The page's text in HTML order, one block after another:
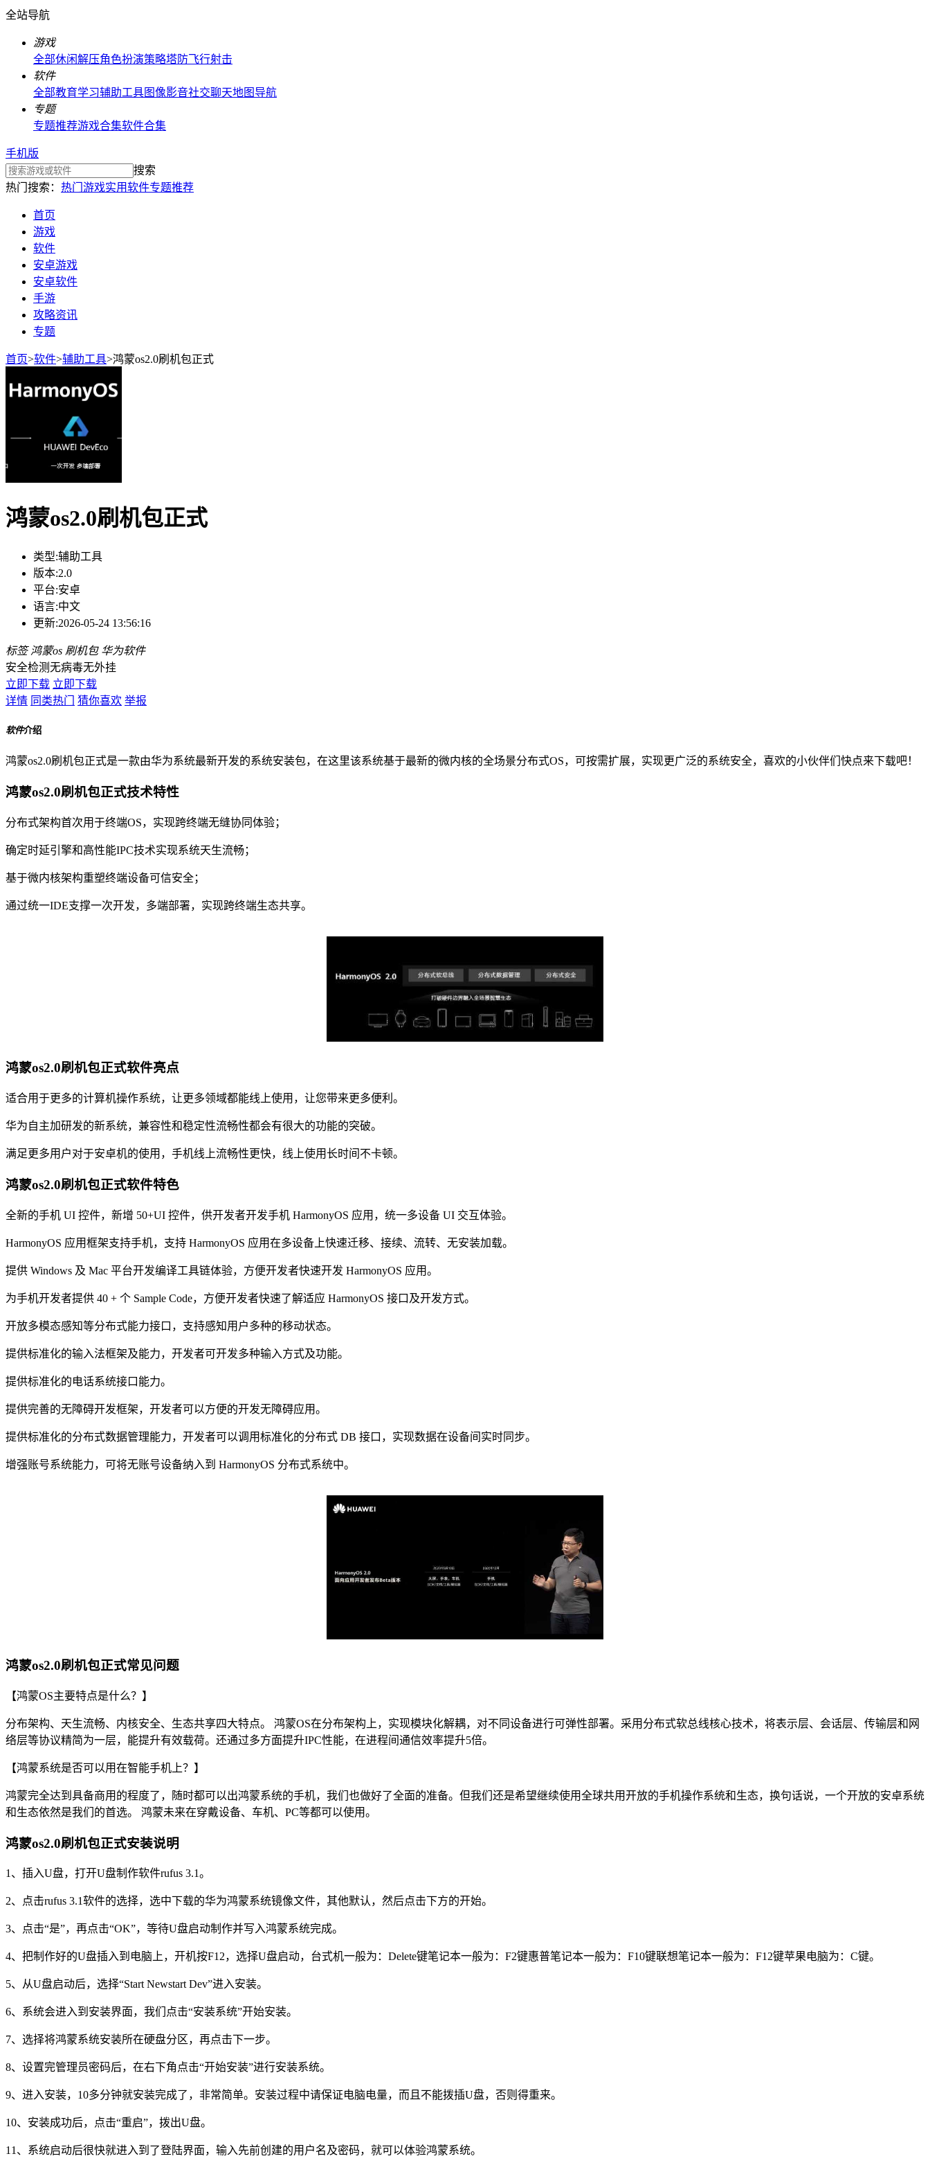
全站导航
游戏
全部休闲解压角色扮演策略塔防飞行射击
软件
全部教育学习辅助工具图像影音社交聊天地图导航
专题
专题推荐游戏合集软件合集
手机版
搜索
热门搜索： 热门游戏实用软件专题推荐
首页
游戏
软件
安卓游戏
安卓软件
手游
攻略资讯
专题
首页>软件>辅助工具>鸿蒙os2.0刷机包正式
鸿蒙os2.0刷机包正式
类型:辅助工具
版本:2.0
平台:安卓
语言:中文
更新:2026-05-24 13:56:16
标签 鸿蒙os 刷机包 华为软件
安全检测无病毒无外挂
立即下载 立即下载
详情 同类热门 猜你喜欢 举报
软件介绍
鸿蒙os2.0刷机包正式是一款由华为系统最新开发的系统安装包，在这里该系统基于最新的微内核的全场景分布式OS，可按需扩展，实现更广泛的系统安全，喜欢的小伙伴们快点来下载吧！
鸿蒙os2.0刷机包正式技术特性
分布式架构首次用于终端OS，实现跨终端无缝协同体验；
确定时延引擎和高性能IPC技术实现系统天生流畅；
基于微内核架构重塑终端设备可信安全；
通过统一IDE支撑一次开发，多端部署，实现跨终端生态共享。
鸿蒙os2.0刷机包正式软件亮点
适合用于更多的计算机操作系统，让更多领域都能线上使用，让您带来更多便利。
华为自主加研发的新系统，兼容性和稳定性流畅性都会有很大的功能的突破。
满足更多用户对于安卓机的使用，手机线上流畅性更快，线上使用长时间不卡顿。
鸿蒙os2.0刷机包正式软件特色
全新的手机 UI 控件，新增 50+UI 控件，供开发者开发手机 HarmonyOS 应用，统一多设备 UI 交互体验。
HarmonyOS 应用框架支持手机，支持 HarmonyOS 应用在多设备上快速迁移、接续、流转、无安装加载。
提供 Windows 及 Mac 平台开发编译工具链体验，方便开发者快速开发 HarmonyOS 应用。
为手机开发者提供 40 + 个 Sample Code，方便开发者快速了解适应 HarmonyOS 接口及开发方式。
开放多模态感知等分布式能力接口，支持感知用户多种的移动状态。
提供标准化的输入法框架及能力，开发者可开发多种输入方式及功能。
提供标准化的电话系统接口能力。
提供完善的无障碍开发框架，开发者可以方便的开发无障碍应用。
提供标准化的分布式数据管理能力，开发者可以调用标准化的分布式 DB 接口，实现数据在设备间实时同步。
增强账号系统能力，可将无账号设备纳入到 HarmonyOS 分布式系统中。
鸿蒙os2.0刷机包正式常见问题
【鸿蒙OS主要特点是什么？】
分布架构、天生流畅、内核安全、生态共享四大特点。 鸿蒙OS在分布架构上，实现模块化解耦，对不同设备进行可弹性部署。采用分布式软总线核心技术，将表示层、会话层、传输层和网
络层等协议精简为一层，能提升有效载荷。还通过多方面提升IPC性能，在进程间通信效率提升5倍。
【鸿蒙系统是否可以用在智能手机上？】
鸿蒙完全达到具备商用的程度了，随时都可以出鸿蒙系统的手机，我们也做好了全面的准备。但我们还是希望继续使用全球共用开放的手机操作系统和生态，换句话说，一个开放的安卓系统
和生态依然是我们的首选。 鸿蒙未来在穿戴设备、车机、PC等都可以使用。
鸿蒙os2.0刷机包正式安装说明
1、插入U盘，打开U盘制作软件rufus 3.1。
2、点击rufus 3.1软件的选择，选中下载的华为鸿蒙系统镜像文件，其他默认，然后点击下方的开始。
3、点击“是”，再点击“OK”，等待U盘启动制作并写入鸿蒙系统完成。
4、把制作好的U盘插入到电脑上，开机按F12，选择U盘启动，台式机一般为：Delete键笔记本一般为：F2键惠普笔记本一般为：F10键联想笔记本一般为：F12键苹果电脑为：C键。
5、从U盘启动后，选择“Start Newstart Dev”进入安装。
6、系统会进入到安装界面，我们点击“安装系统”开始安装。
7、选择将鸿蒙系统安装所在硬盘分区，再点击下一步。
8、设置完管理员密码后，在右下角点击“开始安装”进行安装系统。
9、进入安装，10多分钟就安装完成了，非常简单。安装过程中请保证电脑电量，而且不能拨插U盘，否则得重来。
10、安装成功后，点击“重启”，拨出U盘。
11、系统启动后很快就进入到了登陆界面，输入先前创建的用户名及密码，就可以体验鸿蒙系统。